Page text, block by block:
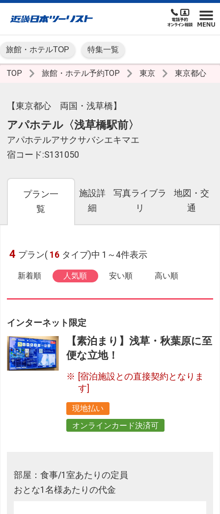
旅館・ホテルTOP 特集一覧
TOP 旅館・ホテル予約TOP 東京 東京都心
【東京都心 両国・浅草橋】
アパホテル〈浅草橋駅前〉
アパホテルアサクサバシエキマエ
宿コード:S131050
プラン一
覧
施設詳
細
写真ライブラ
リ
地図・交
通
4 プラン( 16 タイプ)中 1～4件表示
新着順 人気順 安い順 高い順
インターネット限定
【素泊まり】浅草・秋葉原に至
便な立地！
[宿泊施設との直接契約となりま
す]
現地払い
オンラインカード決済可
部屋：食事/1室あたりの定員
おとな1名様あたりの代金